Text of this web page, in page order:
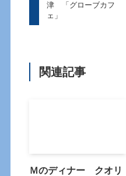
津 「グローブカフ
ェ」
関連記事
Ｍのディナー クオリ